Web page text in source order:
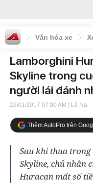
Văn hóa xe
Lamborghini
Skyline trong
người lái đánh
22/01/2017 07:00 AM | Lê Na
Thêm AutoPro trên
Sau khi thua
Skyline, chủ nhân
Huracan mất số